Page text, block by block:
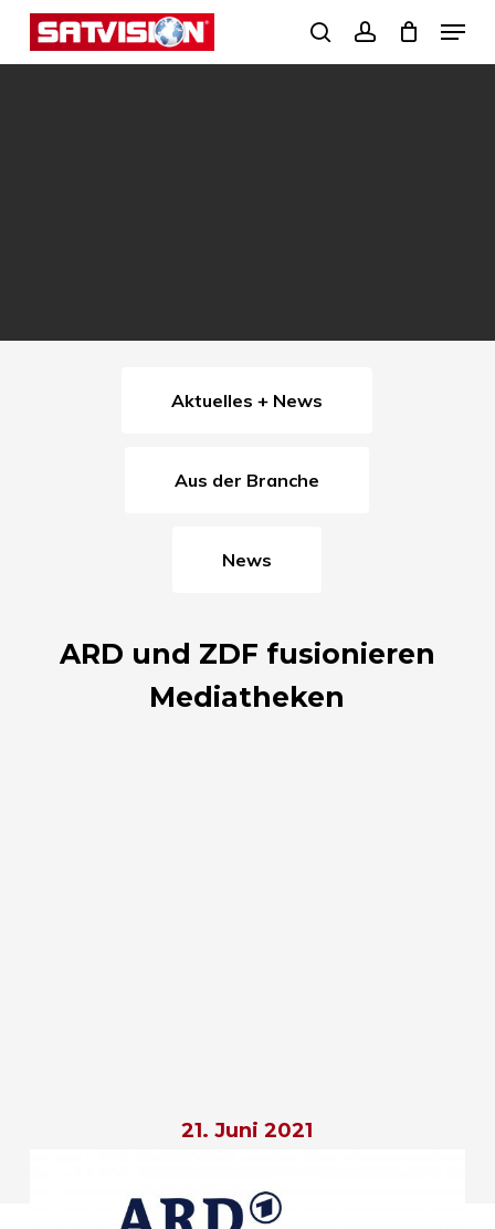
Skip
search
Menu
Aktuelles + News
Aus der Branche
News
ARD und ZDF fusionieren
Mediatheken
21. Juni 2021